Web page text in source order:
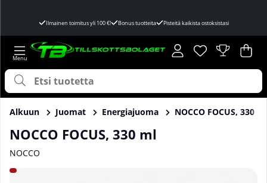
Ilmainen toimitus yli 100 €! Bonus tuotteita Pisteitä kaikista ostoksistasi
Toivelista
Lukumäärä
. .
Alkuun Juomat Energiajuoma NOCCO FOCUS, 330 ml
NOCCO FOCUS, 330 ml
NOCCO
Tuotekuvat NOCCO FOCUS, 330 ml